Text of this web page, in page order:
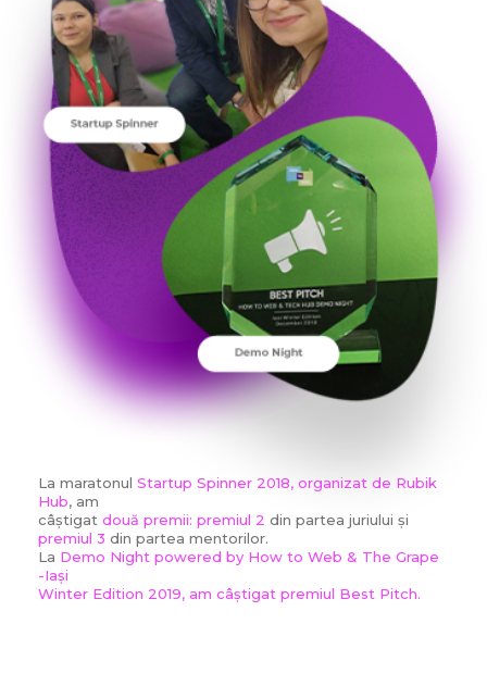
La maratonul Startup Spinner 2018, organizat de Rubik
Hub, am
câștigat două premii: premiul 2 din partea juriului și
premiul 3 din partea mentorilor.
La Demo Night powered by How to Web & The Grape
-Iași
Winter Edition 2019, am câștigat premiul Best Pitch.